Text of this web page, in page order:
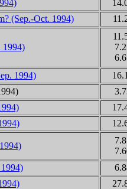
(Sep.-Oct. 1994)
1994)
1994)